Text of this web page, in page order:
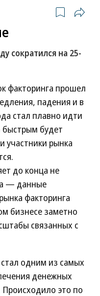
сократился на 25-
факторинга прошел
падения и в
стал плавно идти
быстрым будет
участники рынка
до конца не
— данные
факторинга
бизнесе заметно
связанных с
стал одним из самых
денежных
Происходило это по